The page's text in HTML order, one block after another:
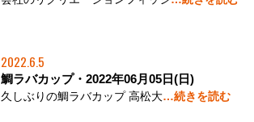
2022.6.5
鯛ラバカップ・2022年06月05日(日)
久しぶりの鯛ラバカップ 高松大…続きを読む